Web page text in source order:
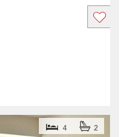
4 2